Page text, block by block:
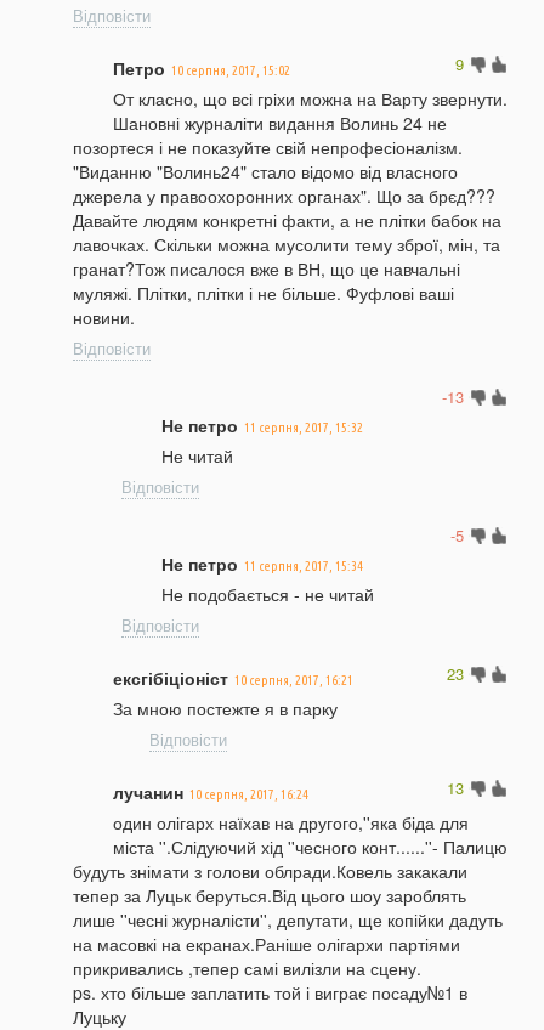
Відповісти
9
Петро 10 серпня, 2017, 15:02
От класно, що всі гріхи можна на Варту звернути.
Шановні журналіти видання Волинь 24 не
позортеся і не показуйте свій непрофесіоналізм.
"Виданню "Волинь24" стало відомо від власного
джерела у правоохоронних органах". Що за брєд???
Давайте людям конкретні факти, а не плітки бабок на
лавочках. Скільки можна мусолити тему зброї, мін, та
гранат?Тож писалося вже в ВН, що це навчальні
муляжі. Плітки, плітки і не більше. Фуфлові ваші
новини.
Відповісти
-13
Не петро 11 серпня, 2017, 15:32
Не читай
Відповісти
-5
Не петро 11 серпня, 2017, 15:34
Не подобається - не читай
Відповісти
23
ексгібіціоніст 10 серпня, 2017, 16:21
За мною постежте я в парку
Відповісти
13
лучанин 10 серпня, 2017, 16:24
один олігарх наїхав на другого,''яка біда для
міста ''.Слідуючий хід ''чесного конт......''- Палицю
будуть знімати з голови облради.Ковель закакали
тепер за Луцьк беруться.Від цього шоу зароблять
лише ''чесні журналісти'', депутати, ще копійки дадуть
на масовкі на екранах.Раніше олігархи партіями
прикривались ,тепер самі вилізли на сцену.
ps. хто більше заплатить той і виграє посаду№1 в
Луцьку